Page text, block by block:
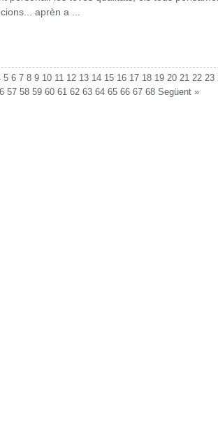
aprèn a ...
5 6 7 8 9 10 11 12 13 14 15 16 17 18 19 20 21 22 23
57 58 59 60 61 62 63 64 65 66 67 68 Següent »